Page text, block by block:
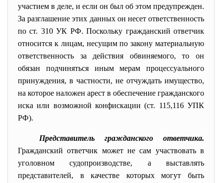
участием в деле, и если он был об этом предупрежден.
За разглашение этих данных он несет ответственность
по ст. 310 УК РФ. Поскольку гражданский ответчик
относится к лицам, несущим по закону материальную
ответственность за действия обвиняемого, то он
обязан подчиняться иным мерам процессуального
принуждения, в частности, не отчуждать имущество,
на которое наложен арест в обеспечение гражданского
иска или возможной конфискации (ст. 115,116 УПК
РФ).
Представитель гражданского ответчика.
Гражданский ответчик может не сам участвовать в
уголовном судопроизводстве, а выставлять
представителей, в качестве которых могут быть